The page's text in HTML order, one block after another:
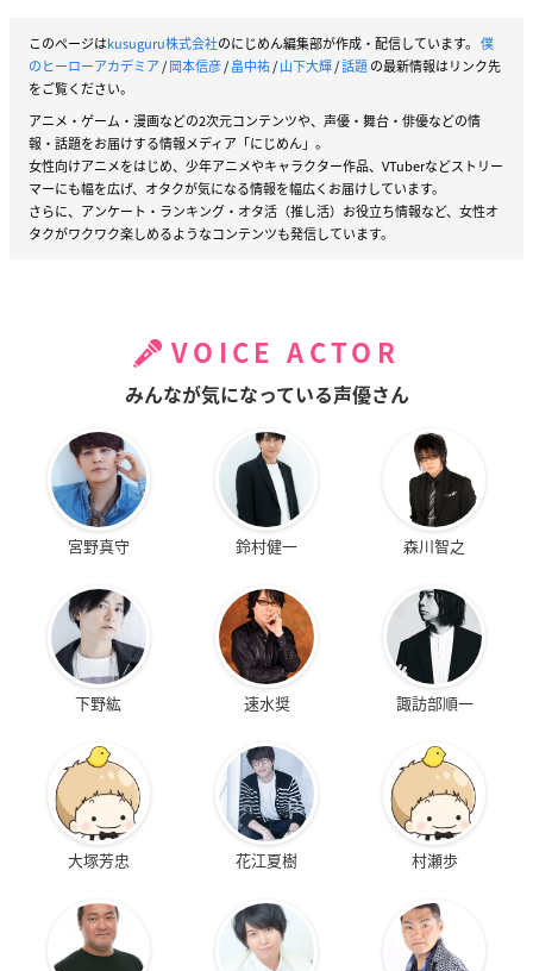
このページはkusuguru株式会社のにじめん編集部が作成・配信しています。 僕
のヒーローアカデミア/岡本信彦/畠中祐/山下大輝/話題の最新情報はリンク先
をご覧ください。
アニメ・ゲーム・漫画などの2次元コンテンツや、声優・舞台・俳優などの情
報・話題をお届けする情報メディア「にじめん」。
女性向けアニメをはじめ、少年アニメやキャラクター作品、VTuberなどストリー
マーにも幅を広げ、オタクが気になる情報を幅広くお届けしています。
さらに、アンケート・ランキング・オタ活（推し活）お役立ち情報など、女性オ
タクがワクワク楽しめるようなコンテンツも発信しています。
VOICE ACTOR
みんなが気になっている声優さん
宮野真守 鈴村健一 森川智之
下野紘 速水奨 諏訪部順一
大塚芳忠 花江夏樹 村瀬歩